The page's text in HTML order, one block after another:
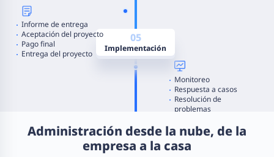
05
Implementación
Informe de entrega
Aceptación del proyecto
Pago final
Entrega del proyecto
Monitoreo
Respuesta a casos
Resolución de
problemas
Soporte y mantenimiento
Administración desde la nube, de la
empresa a la casa